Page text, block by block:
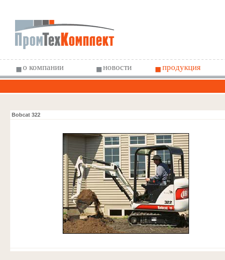
о компании новости продукция
Статья
Статья
Bobcat 322